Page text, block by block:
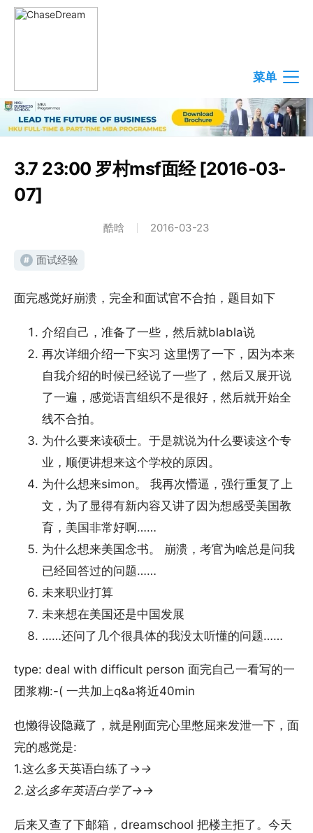
菜单
3.7 23:00 罗村msf面经 [2016-03-
07]
酷晗 2016-03-23
# 面试经验
面完感觉好崩溃，完全和面试官不合拍，题目如下
介绍自己，准备了一些，然后就blabla说
再次详细介绍一下实习 这里愣了一下，因为本来
自我介绍的时候已经说了一些了，然后又展开说
了一遍，感觉语言组织不是很好，然后就开始全
线不合拍。
为什么要来读硕士。于是就说为什么要读这个专
业，顺便讲想来这个学校的原因。
为什么想来simon。 我再次懵逼，强行重复了上
文，为了显得有新内容又讲了因为想感受美国教
育，美国非常好啊……
为什么想来美国念书。 崩溃，考官为啥总是问我
已经回答过的问题……
未来职业打算
未来想在美国还是中国发展
……还问了几个很具体的我没太听懂的问题……
type: deal with difficult person 面完自己一看写的一
团浆糊:-( 一共加上q&a将近40min
也懒得设隐藏了，就是刚面完心里憋屈来发泄一下，面
完的感觉是:
1.这么多天英语白练了→→
2.这么多年英语白学了→→
后来又查了下邮箱，dreamschool 把楼主拒了。今天